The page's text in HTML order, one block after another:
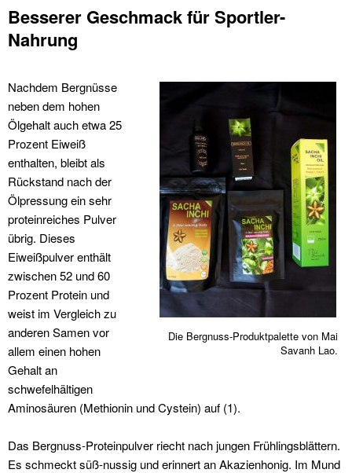
Besserer Geschmack für Sportler-
Nahrung
Die Bergnuss-Produktpalette von Mai
Savanh Lao.
Nachdem Bergnüsse
neben dem hohen
Ölgehalt auch etwa 25
Prozent Eiweiß
enthalten, bleibt als
Rückstand nach der
Ölpressung ein sehr
proteinreiches Pulver
übrig. Dieses
Eiweißpulver enthält
zwischen 52 und 60
Prozent Protein und
weist im Vergleich zu
anderen Samen vor
allem einen hohen
Gehalt an
schwefelhältigen
Aminosäuren (Methionin und Cystein) auf (1).
Das Bergnuss-Proteinpulver riecht nach jungen Frühlingsblättern.
Es schmeckt süß-nussig und erinnert an Akazienhonig. Im Mund